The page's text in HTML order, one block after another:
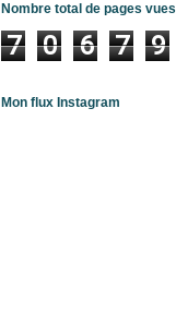
Nombre total de pages vues
7 0 6 7 9
Mon flux Instagram